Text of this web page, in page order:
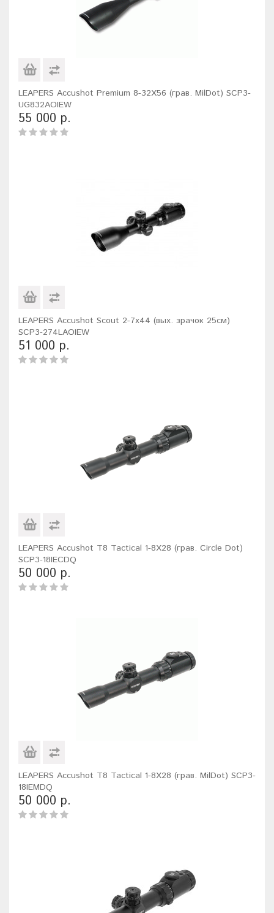
LEAPERS Accushot Premium 8-32X56 (грав. MilDot) SCP3-
UG832AOIEW
55 000 р.
LEAPERS Accushot Scout 2-7x44 (вых. зрачок 25см)
SCP3-274LAOIEW
51 000 р.
LEAPERS Accushot T8 Tactical 1-8X28 (грав. Circle Dot)
SCP3-18IECDQ
50 000 р.
LEAPERS Accushot T8 Tactical 1-8X28 (грав. MilDot) SCP3-
18IEMDQ
50 000 р.